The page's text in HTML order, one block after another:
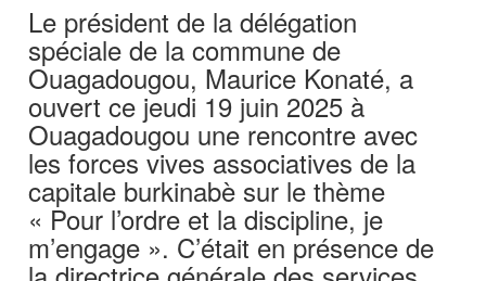
Le président de la délégation
spéciale de la commune de
Ouagadougou, Maurice Konaté, a
ouvert ce jeudi 19 juin 2025 à
Ouagadougou une rencontre avec
les forces vives associatives de la
capitale burkinabè sur le thème
« Pour l’ordre et la discipline, je
m’engage ». C’était en présence de